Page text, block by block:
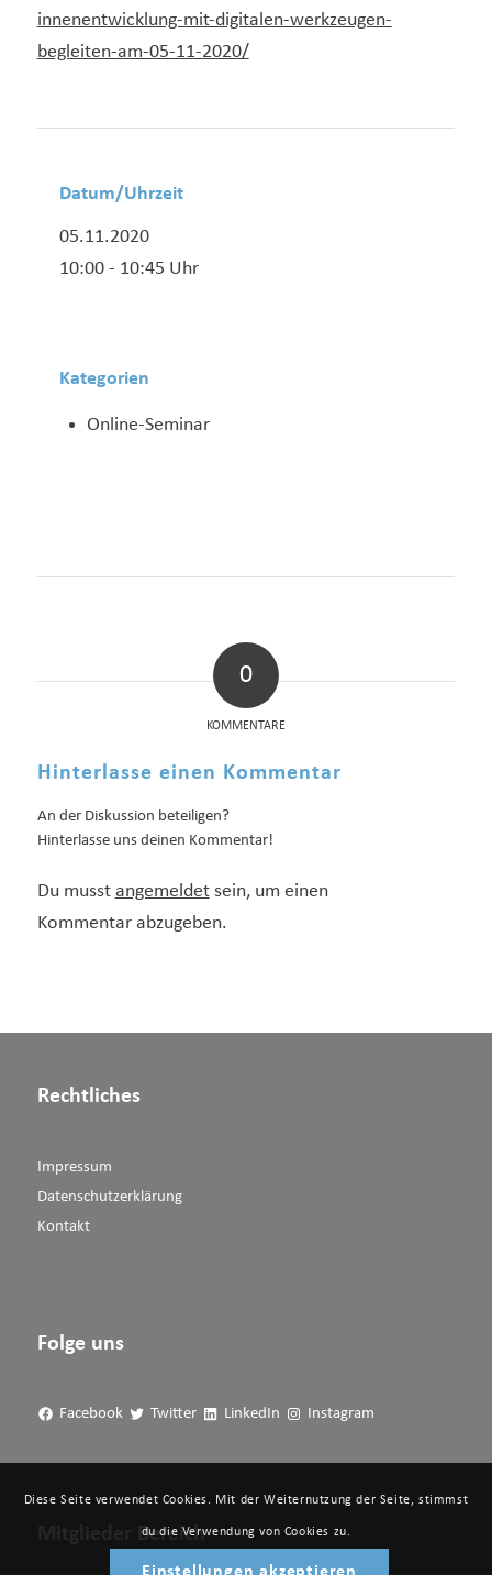
innenentwicklung-mit-digitalen-werkzeugen-
begleiten-am-05-11-2020/
Datum/Uhrzeit
05.11.2020
10:00 - 10:45 Uhr
Kategorien
Online-Seminar
0
KOMMENTARE
Hinterlasse einen Kommentar
An der Diskussion beteiligen?
Hinterlasse uns deinen Kommentar!
Du musst angemeldetsein, um einen
Kommentar abzugeben.
Rechtliches
Impressum
Datenschutzerklärung
Kontakt
Folge uns
Facebook Twitter LinkedIn Instagram
Mitglieder Bereich
Diese Seite verwendet Cookies. Mit der Weiternutzung der Seite, stimmst
du die Verwendung von Cookies zu.